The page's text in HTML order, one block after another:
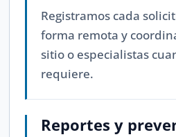
Registramos cada
forma remota y
sitio o especialistas
requiere.
Reportes y